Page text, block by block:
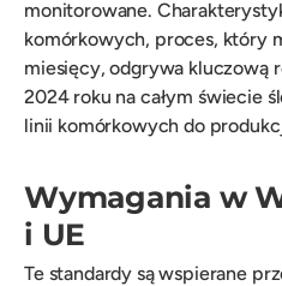
monitorowane.
komórkowych, proces, który
miesięcy, odgrywa kluczową
2024 roku na całym świecie
linii komórkowych do
Wymagania w
i UE
Te standardy są wspierane